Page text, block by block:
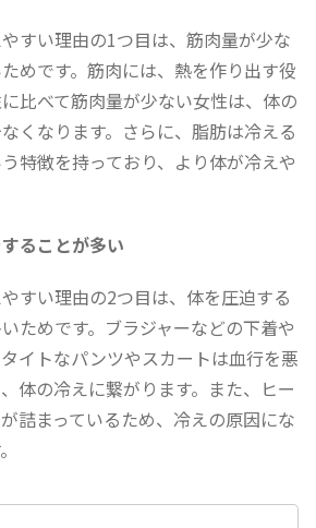
すい理由の1つ目は、筋肉量が少な
めです。筋肉には、熱を作り出す役
比べて筋肉量が少ない女性は、体の
くなります。さらに、脂肪は冷える
特徴を持っており、より体が冷えや
ることが多い
すい理由の2つ目は、体を圧迫する
ためです。ブラジャーなどの下着や
イトなパンツやスカートは血行を悪
体の冷えに繋がります。また、ヒー
詰まっているため、冷えの原因にな